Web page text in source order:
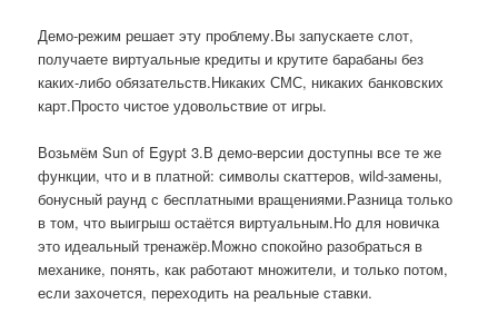
Демо-режим решает эту проблему.Вы запускаете слот,
получаете виртуальные кредиты и крутите барабаны без
каких-либо обязательств.Никаких СМС, никаких банковских
карт.Просто чистое удовольствие от игры.
Возьмём Sun of Egypt 3.В демо-версии доступны все те же
функции, что и в платной: символы скаттеров, wild-замены,
бонусный раунд с бесплатными вращениями.Разница только
в том, что выигрыш остаётся виртуальным.Но для новичка
это идеальный тренажёр.Можно спокойно разобраться в
механике, понять, как работают множители, и только потом,
если захочется, переходить на реальные ставки.